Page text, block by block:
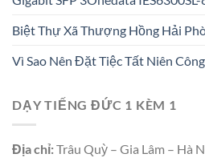
Biệt Thự Xã Thượng Hồng Hải
Vì Sao Nên Đặt Tiệc Tất Niên
DẠY TIẾNG ĐỨC 1 KÈM 1
Địa chỉ:Trâu Quỳ – Gia Lâm – Hà